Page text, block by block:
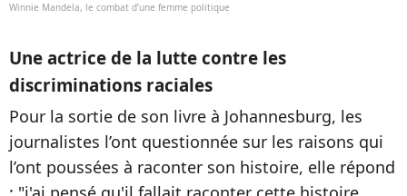
Winnie Mandela, le combat d’une femme politique
Une actrice de la lutte contre les
discriminations raciales
Pour la sortie de son livre à Johannesburg, les
journalistes l’ont questionnée sur les raisons qui
l’ont poussées à raconter son histoire, elle répond